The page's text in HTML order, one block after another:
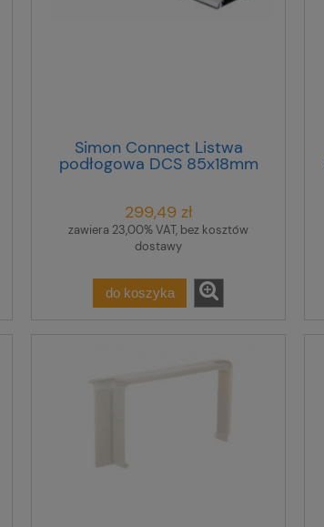
Simon Connect Listwa
podłogowa DCS 85x18mm
anodyzowane aluminium
299,49 zł
zawiera 23,00% VAT, bez kosztów
dostawy
do koszyka